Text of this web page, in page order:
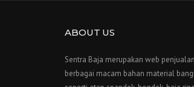
ABOUT US
Sentra Baja merupakan web penjualan
berbagai macam bahan material